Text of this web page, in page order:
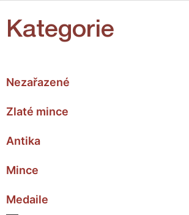
Kategorie
Nezařazené
Zlaté mince
Antika
Mince
Medaile